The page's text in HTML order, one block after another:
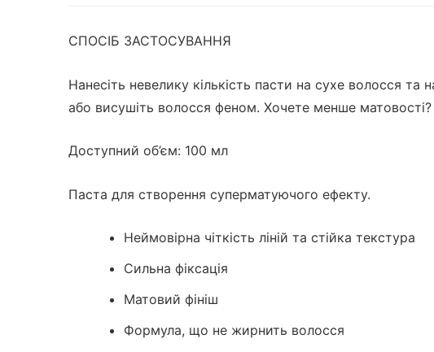
СПОСІБ ЗАСТОСУВАННЯ
Нанесіть невелику кількість пасти на сухе волосся
або висушіть волосся феном. Хочете менше
Доступний об’єм: 100 мл
Паста для створення суперматуючого ефекту.
Неймовірна чіткість ліній та стійка текстура
Сильна фіксація
Матовий фініш
Формула, що не жирнить волосся